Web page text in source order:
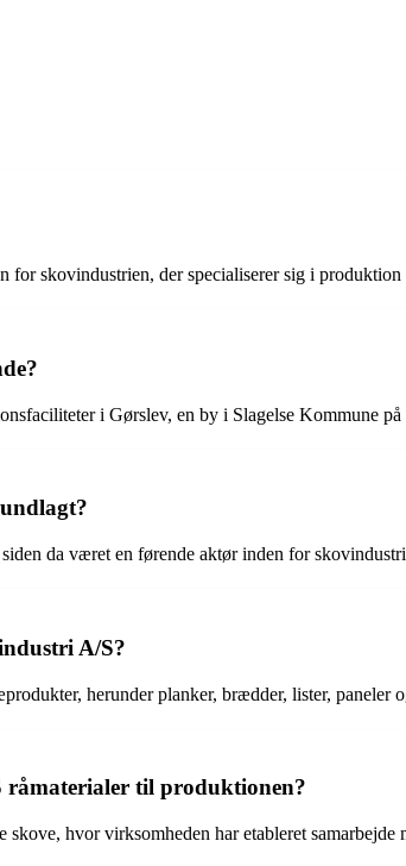
for skovindustrien, der specialiserer sig i
i Gørslev, en by i Slagelse Kommune
da været en førende aktør inden for
A/S?
herunder planker, brædder, lister, paneler
råmaterialer til produktionen?
hvor virksomheden har etableret